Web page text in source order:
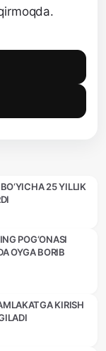
25 YILLIK
POG‘ONASI
OYGA BORIB
KIRISH